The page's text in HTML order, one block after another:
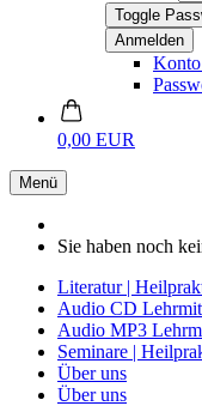
Toggle
Konto
0,00 EUR
Menü
Sie haben noch
Literatur |
Audio CD
Audio MP3
Seminare |
Über uns
Über uns